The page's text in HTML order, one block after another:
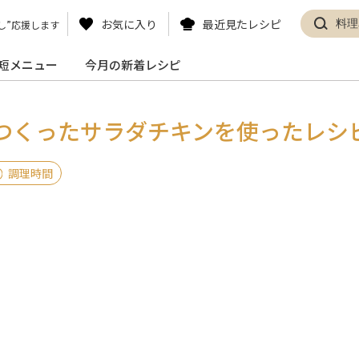
”応援します お気に入り 最近見たレシピ
メニュー 今月の新着レシピ
くったサラダチキンを使ったレシ
調理時間